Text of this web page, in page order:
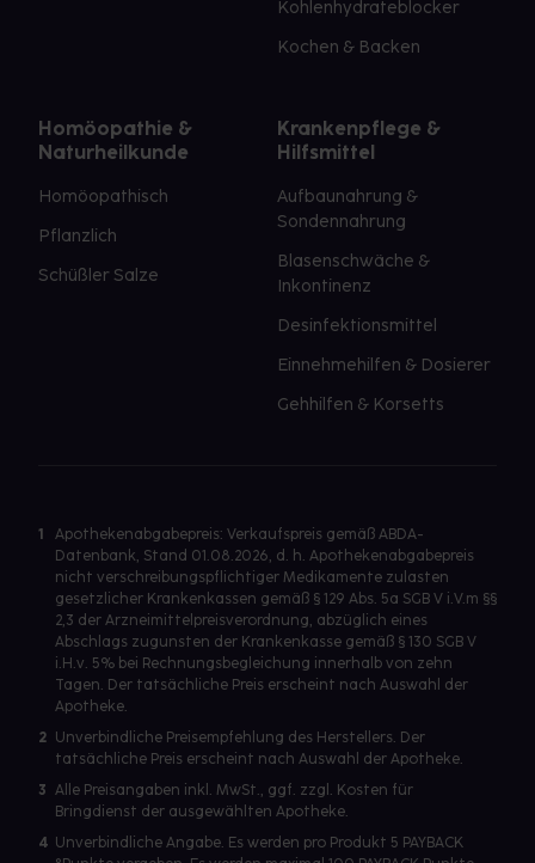
Kohlenhydrateblocker
Kochen & Backen
Homöopathie &
Naturheilkunde
Homöopathisch
Pflanzlich
Schüßler Salze
Krankenpflege &
Hilfsmittel
Aufbaunahrung &
Sondennahrung
Blasenschwäche &
Inkontinenz
Desinfektionsmittel
Einnehmehilfen & Dosierer
Gehhilfen & Korsetts
1
Apothekenabgabepreis: Verkaufspreis gemäß ABDA-
Datenbank, Stand 01.08.2026, d. h. Apothekenabgabepreis
nicht verschreibungspflichtiger Medikamente zulasten
gesetzlicher Krankenkassen gemäß § 129 Abs. 5a SGB V i.V.m §§
2,3 der Arzneimittelpreisverordnung, abzüglich eines
Abschlags zugunsten der Krankenkasse gemäß § 130 SGB V
i.H.v. 5% bei Rechnungsbegleichung innerhalb von zehn
Tagen. Der tatsächliche Preis erscheint nach Auswahl der
Apotheke.
2 Unverbindliche Preisempfehlung des Herstellers. Der
tatsächliche Preis erscheint nach Auswahl der Apotheke.
3 Alle Preisangaben inkl. MwSt., ggf. zzgl. Kosten für
Bringdienst der ausgewählten Apotheke.
4 Unverbindliche Angabe. Es werden pro Produkt 5 PAYBACK